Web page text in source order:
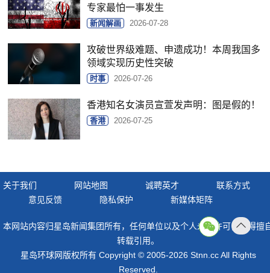
专家最怕一事发生
新闻解画 2026-07-28
攻破世界级难题、申遗成功！本周我国多
领域实现历史性突破
时事 2026-07-26
香港知名女演员宣萱发声明：图是假的！
香港 2026-07-25
关于我们 网站地图 诚聘英才
联系方式
意见反馈
隐私保护 新媒体矩阵
本网站内容归星岛新闻集团所有，任何单位以及个人未经许可，不得擅
转载引用。
星岛环球网版权所有 Copyright © 2005-2026 Stnn.cc All Rights
Reserved.
顶部